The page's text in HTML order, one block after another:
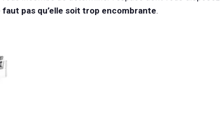
faut pas qu’elle soit trop encombrante.